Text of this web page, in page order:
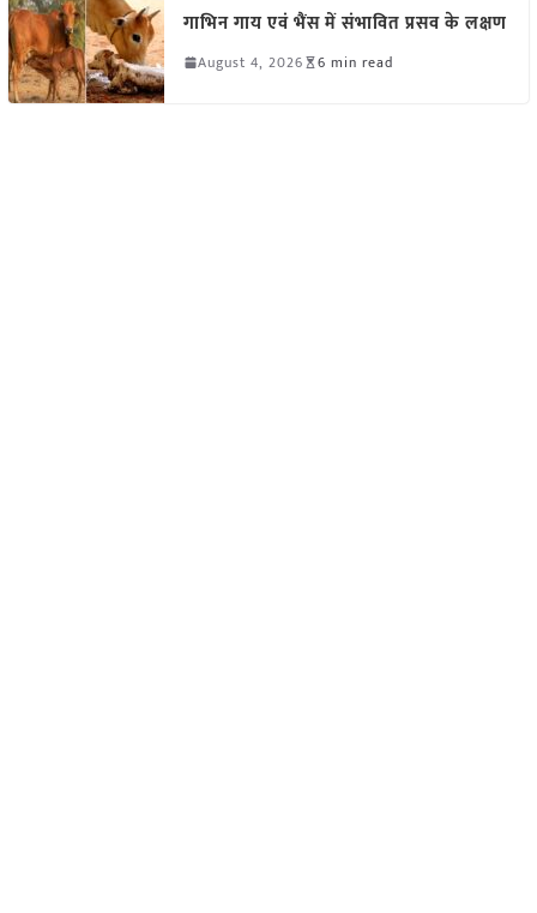
गाभिन गाय एवं भैंस में संभावित प्रसव के लक्षण
August 4, 2026 6 min read